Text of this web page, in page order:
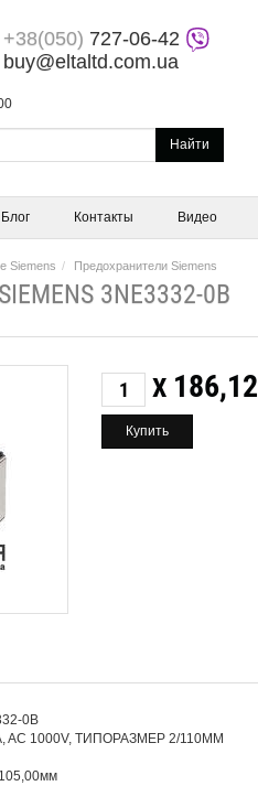
+38(050) 727-06-42
buy@eltaltd.com.ua
Найти
Блог Контакты Видео
Siemens Предохранители Siemens
3NE3332-0B
X 186,12
0B
1000V, ТИПОРАЗМЕР 2/110MM